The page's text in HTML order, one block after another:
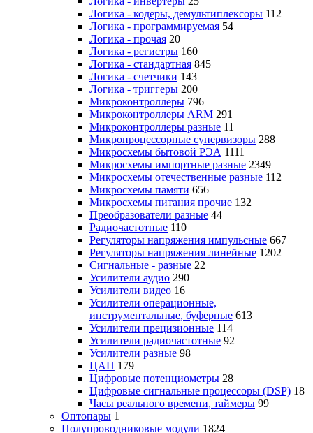
Логика - кодеры, демультиплексоры 112
Логика - программируемая 54
Логика - прочая 20
Логика - регистры 160
Логика - стандартная 845
Логика - счетчики 143
Логика - триггеры 200
Микроконтроллеры 796
Микроконтроллеры ARM 291
Микроконтроллеры разные 11
Микропроцессорные супервизоры 288
Микросхемы бытовой РЭА 1111
Микросхемы импортные разные 2349
Микросхемы отечественные разные 112
Микросхемы памяти 656
Микросхемы питания прочие 132
Преобразователи разные 44
Радиочастотные 110
Регуляторы напряжения импульсные 667
Регуляторы напряжения линейные 1202
Сигнальные - разные 22
Усилители аудио 290
Усилители видео 16
Усилители операционные,
инструментальные, буферные 613
Усилители прецизионные 114
Усилители радиочастотные 92
Усилители разные 98
ЦАП 179
Цифровые потенциометры 28
Цифровые сигнальные процессоры (DSP) 18
Часы реального времени, таймеры 99
Оптопары 1
Полупроводниковые модули 1824